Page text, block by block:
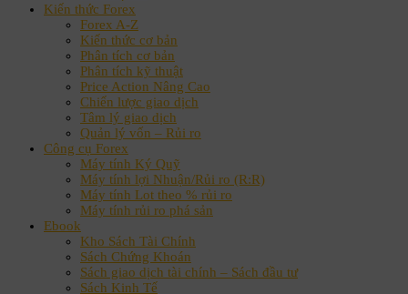
Kiến thức Forex
Forex A-Z
Kiến thức cơ bản
Phân tích cơ bản
Phân tích kỹ thuật
Price Action Nâng Cao
Chiến lược giao dịch
Tâm lý giao dịch
Quản lý vốn – Rủi ro
Công cụ Forex
Máy tính Ký Quỹ
Máy tính lợi Nhuận/Rủi ro (R:R)
Máy tính Lot theo % rủi ro
Máy tính rủi ro phá sản
Ebook
Kho Sách Tài Chính
Sách Chứng Khoán
Sách giao dịch tài chính – Sách đầu tư
Sách Kinh Tế